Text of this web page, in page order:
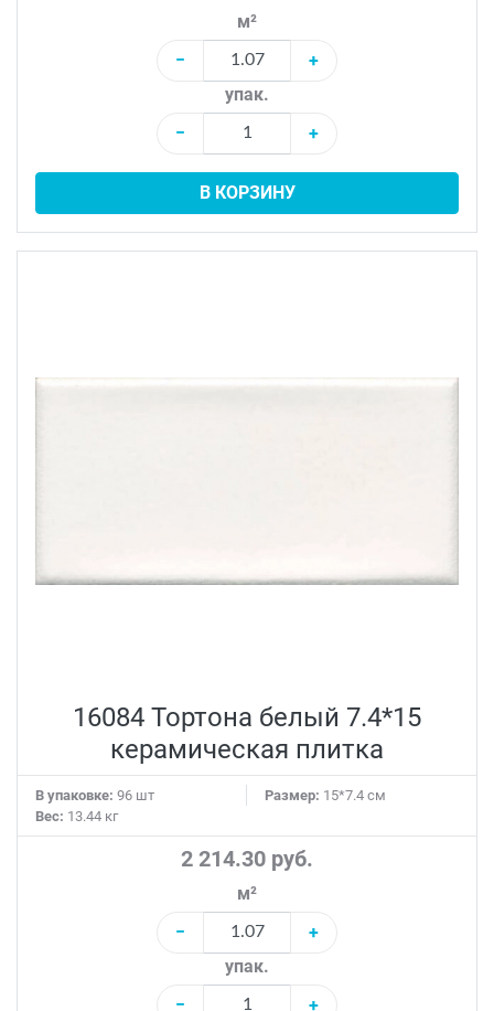
м²
−
+
упак.
−
+
В КОРЗИНУ
16084 Тортона белый 7.4*15
керамическая плитка
В упаковке: 96 шт Размер: 15*7.4 см
Вес: 13.44 кг
2 214.30 руб.
м²
−
+
упак.
−
+